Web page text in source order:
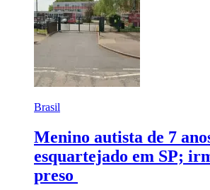
Brasil
Menino autista de 7
esquartejado em SP;
preso